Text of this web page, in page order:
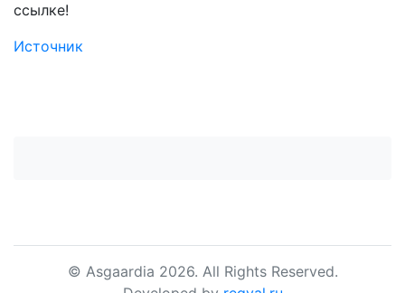
ссылке!
Источник
© Asgaardia 2026. All Rights Reserved.